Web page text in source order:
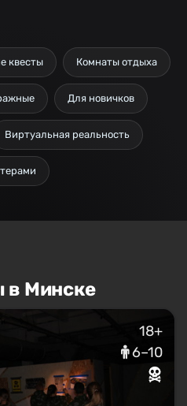
квесты Комнаты отдыха
Для новичков
Виртуальная реальность
в Минске
18+
6–10